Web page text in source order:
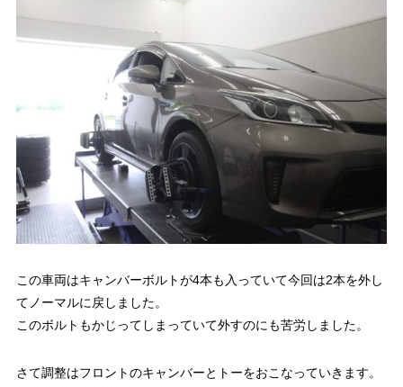
この車両はキャンバーボルトが4本も入っていて今回は2本を外し
てノーマルに戻しました。
このボルトもかじってしまっていて外すのにも苦労しました。
さて調整はフロントのキャンバーとトーをおこなっていきます。